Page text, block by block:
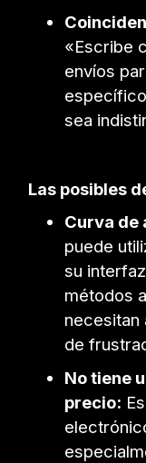
«Escribe
envíos
sea
Las posibles
Curva de
puede
su
métodos
necesitan
de
No tiene
precio: